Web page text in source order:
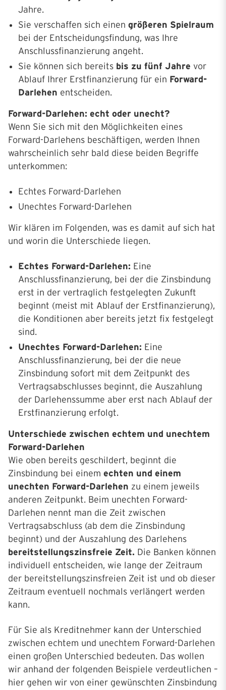
Jahre.
Sie verschaffen sich einen größeren Spielraum
bei der Entscheidungsfindung, was Ihre
Anschlussfinanzierung angeht.
Sie können sich bereits bis zu fünf Jahre vor
Ablauf Ihrer Erstfinanzierung für ein Forward-
Darlehen entscheiden.
Forward-Darlehen: echt oder unecht?
Wenn Sie sich mit den Möglichkeiten eines
Forward-Darlehens beschäftigen, werden Ihnen
wahrscheinlich sehr bald diese beiden Begriffe
unterkommen:
Echtes Forward-Darlehen
Unechtes Forward-Darlehen
Wir klären im Folgenden, was es damit auf sich hat
und worin die Unterschiede liegen.
Echtes Forward-Darlehen: Eine
Anschlussfinanzierung, bei der die Zinsbindung
erst in der vertraglich festgelegten Zukunft
beginnt (meist mit Ablauf der Erstfinanzierung),
die Konditionen aber bereits jetzt fix festgelegt
sind.
Unechtes Forward-Darlehen: Eine
Anschlussfinanzierung, bei der die neue
Zinsbindung sofort mit dem Zeitpunkt des
Vertragsabschlusses beginnt, die Auszahlung
der Darlehenssumme aber erst nach Ablauf der
Erstfinanzierung erfolgt.
Unterschiede zwischen echtem und unechtem
Forward-Darlehen
Wie oben bereits geschildert, beginnt die
Zinsbindung bei einem echten und einem
unechten Forward-Darlehen zu einem jeweils
anderen Zeitpunkt. Beim unechten Forward-
Darlehen nennt man die Zeit zwischen
Vertragsabschluss (ab dem die Zinsbindung
beginnt) und der Auszahlung des Darlehens
bereitstellungszinsfreie Zeit. Die Banken können
individuell entscheiden, wie lange der Zeitraum
der bereitstellungszinsfreien Zeit ist und ob dieser
Zeitraum eventuell nochmals verlängert werden
kann.
Für Sie als Kreditnehmer kann der Unterschied
zwischen echtem und unechtem Forward-Darlehen
einen großen Unterschied bedeuten. Das wollen
wir anhand der folgenden Beispiele verdeutlichen –
hier gehen wir von einer gewünschten Zinsbindung